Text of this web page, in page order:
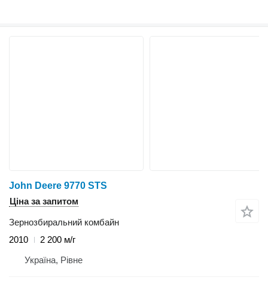
John Deere 9770 STS
Ціна за запитом
Зернозбиральний комбайн
2010
2 200 м/г
Україна, Рівне